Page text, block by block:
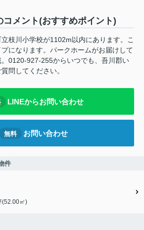
コメント(おすすめポイント)
枝川小学校が1102m以内にあります。こ
になります。パークホームがお届けして
0120-927-255からいつでも、吾川郡い
問してください。
LINEからお問い合わせ
無料 お問い合わせ
件
(52.00㎡)